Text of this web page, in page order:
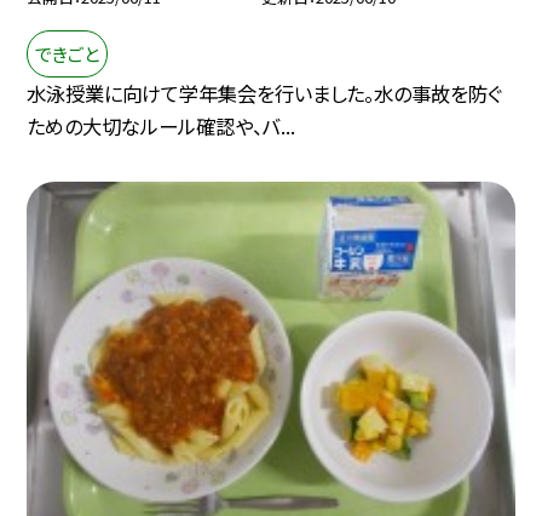
できごと
水泳授業に向けて学年集会を行いました。水の事故を防ぐ
ための大切なルール確認や、バ...